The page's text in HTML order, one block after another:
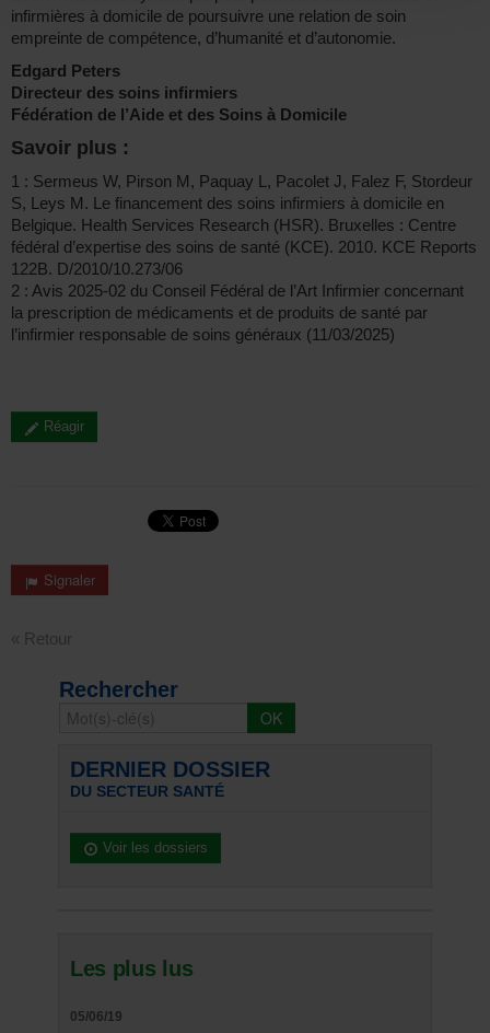
infirmières à domicile de poursuivre une relation de soin
empreinte de compétence, d’humanité et d’autonomie.
Edgard Peters
Directeur des soins infirmiers
Fédération de l’Aide et des Soins à Domicile
Savoir plus :
1 : Sermeus W, Pirson M, Paquay L, Pacolet J, Falez F, Stordeur
S, Leys M. Le financement des soins infirmiers à domicile en
Belgique. Health Services Research (HSR). Bruxelles : Centre
fédéral d’expertise des soins de santé (KCE). 2010. KCE Reports
122B. D/2010/10.273/06
2 : Avis 2025-02 du Conseil Fédéral de l’Art Infirmier concernant
la prescription de médicaments et de produits de santé par
l’infirmier responsable de soins généraux (11/03/2025)
Réagir
Signaler
« Retour
Rechercher
DERNIER DOSSIER
DU SECTEUR SANTÉ
Voir les dossiers
Les plus lus
05/06/19